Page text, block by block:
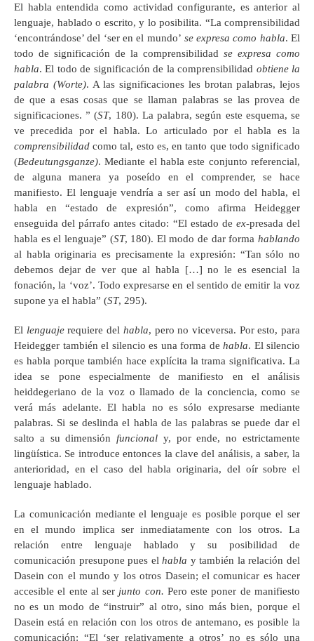
El habla entendida como actividad configurante, es anterior al
lenguaje, hablado o escrito, y lo posibilita. “La comprensibilidad
‘encontrándose’ del ‘ser en el mundo’ se expresa como habla. El
todo de significación de la comprensibilidad se expresa como
habla. El todo de significación de la comprensibilidad obtiene la
palabra (Worte). A las significaciones les brotan palabras, lejos
de que a esas cosas que se llaman palabras se las provea de
significaciones. ” (ST, 180). La palabra, según este esquema, se
ve precedida por el habla. Lo articulado por el habla es la
comprensibilidadcomo tal, esto es, en tanto que todo significado
(Bedeutungsganze). Mediante el habla este conjunto referencial,
de alguna manera ya poseído en el comprender, se hace
manifiesto. El lenguaje vendría a ser así un modo del habla, el
habla en “estado de expresión”, como afirma Heidegger
enseguida del párrafo antes citado: “El estado de ex-presada del
habla es el lenguaje” (ST, 180). El modo de dar formahablando
al habla originaria es precisamente la expresión: “Tan sólo no
debemos dejar de ver que al habla […] no le es esencial la
fonación, la ‘voz’. Todo expresarse en el sentido de emitir la voz
supone ya el habla” (ST, 295).
El lenguajerequiere del habla, pero no viceversa. Por esto, para
Heidegger también el silencio es una forma de habla. El silencio
es habla porque también hace explícita la trama significativa. La
idea se pone especialmente de manifiesto en el análisis
heiddegeriano de la voz o llamado de la conciencia, como se
verá más adelante. El habla no es sólo expresarse mediante
palabras. Si se deslinda el habla de las palabras se puede dar el
salto a su dimensiónfuncional y, por ende, no estrictamente
lingüística. Se introduce entonces la clave del análisis, a saber, la
anterioridad, en el caso del habla originaria, del oír sobre el
lenguaje hablado.
La comunicación mediante el lenguaje es posible porque el ser
en el mundo implica ser inmediatamente con los otros. La
relación entre lenguaje hablado y su posibilidad de
comunicación presupone pues elhabla y también la relación del
Dasein con el mundo y los otros Dasein; el comunicar es hacer
accesible el ente al ser junto con. Pero este poner de manifiesto
no es un modo de “instruir” al otro, sino más bien, porque el
Dasein está en relación con los otros de antemano, es posible la
comunicación: “El ‘ser relativamente a otros’ no es sólo una